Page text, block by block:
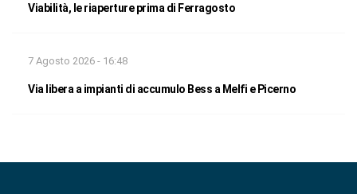
Viabilità, le riaperture prima di Ferragosto
7 Agosto 2026 - 16:48
Via libera a impianti di accumulo Bess a Melfi e Picerno